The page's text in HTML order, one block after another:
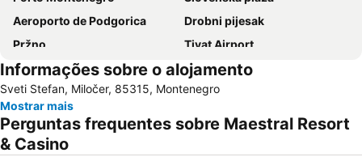
Aeroporto de Podgorica
Drobni pijesak
Pržno
Tivat Airport
Rafailovići
Mogren Plaza
Rijeka Crnojevića
Plavi Horizont
Ada Bojana
Porto
Stari Bar
Informações sobre o alojamento
Sveti Stefan, Miločer, 85315, Montenegro
Mostrar mais
Perguntas frequentes sobre Maestral Resort
& Casino